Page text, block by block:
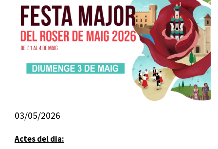
03/05/2026
Actes del dia: